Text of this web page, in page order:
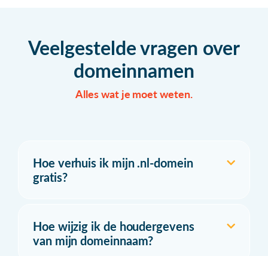
Veelgestelde vragen over
domeinnamen
Alles wat je moet weten.
Hoe verhuis ik mijn .nl-domein
gratis?
Hoe wijzig ik de houdergevens
van mijn domeinnaam?